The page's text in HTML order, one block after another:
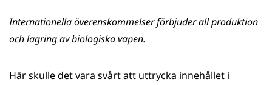
Internationella överenskommelser förbjuder all produktion
och lagring av biologiska vapen.
Här skulle det vara svårt att uttrycka innehållet i